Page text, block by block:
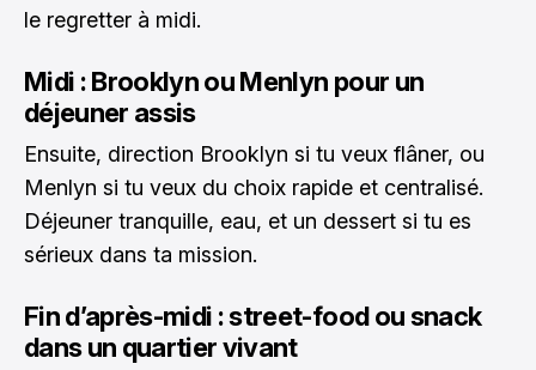
le regretter à midi.
Midi : Brooklyn ou Menlyn pour un
déjeuner assis
Ensuite, direction Brooklyn si tu veux flâner, ou
Menlyn si tu veux du choix rapide et centralisé.
Déjeuner tranquille, eau, et un dessert si tu es
sérieux dans ta mission.
Fin d’après-midi : street-food ou snack
dans un quartier vivant